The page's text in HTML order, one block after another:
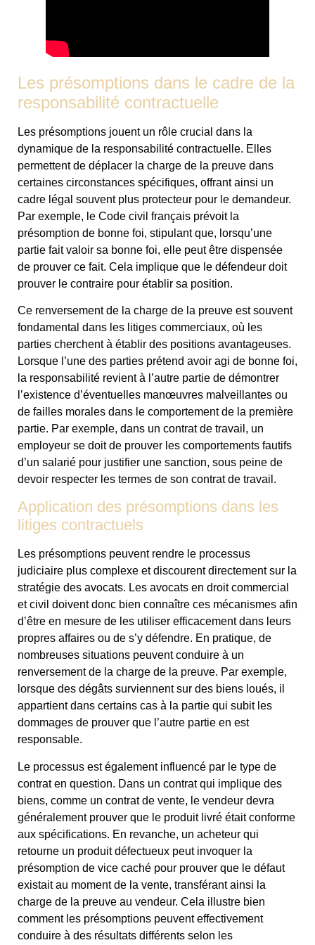
Les présomptions dans le cadre de la
responsabilité contractuelle
Les présomptions jouent un rôle crucial dans la
dynamique de la responsabilité contractuelle. Elles
permettent de déplacer la charge de la preuve dans
certaines circonstances spécifiques, offrant ainsi un
cadre légal souvent plus protecteur pour le demandeur.
Par exemple, le Code civil français prévoit la
présomption de bonne foi, stipulant que, lorsqu’une
partie fait valoir sa bonne foi, elle peut être dispensée
de prouver ce fait. Cela implique que le défendeur doit
prouver le contraire pour établir sa position.
Ce renversement de la charge de la preuve est souvent
fondamental dans les litiges commerciaux, où les
parties cherchent à établir des positions avantageuses.
Lorsque l’une des parties prétend avoir agi de bonne foi,
la responsabilité revient à l’autre partie de démontrer
l’existence d’éventuelles manœuvres malveillantes ou
de failles morales dans le comportement de la première
partie. Par exemple, dans un contrat de travail, un
employeur se doit de prouver les comportements fautifs
d’un salarié pour justifier une sanction, sous peine de
devoir respecter les termes de son contrat de travail.
Application des présomptions dans les
litiges contractuels
Les présomptions peuvent rendre le processus
judiciaire plus complexe et discourent directement sur la
stratégie des avocats. Les avocats en droit commercial
et civil doivent donc bien connaître ces mécanismes afin
d’être en mesure de les utiliser efficacement dans leurs
propres affaires ou de s’y défendre. En pratique, de
nombreuses situations peuvent conduire à un
renversement de la charge de la preuve. Par exemple,
lorsque des dégâts surviennent sur des biens loués, il
appartient dans certains cas à la partie qui subit les
dommages de prouver que l’autre partie en est
responsable.
Le processus est également influencé par le type de
contrat en question. Dans un contrat qui implique des
biens, comme un contrat de vente, le vendeur devra
généralement prouver que le produit livré était conforme
aux spécifications. En revanche, un acheteur qui
retourne un produit défectueux peut invoquer la
présomption de vice caché pour prouver que le défaut
existait au moment de la vente, transférant ainsi la
charge de la preuve au vendeur. Cela illustre bien
comment les présomptions peuvent effectivement
conduire à des résultats différents selon les